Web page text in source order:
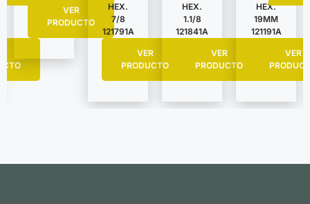
VER
PRODUCTO
HEX.
7/8
121791A
VER
PRODUCTO
HEX.
1.1/8
121841A
VER
PRODUCTO
HEX.
19MM
121191A
VER